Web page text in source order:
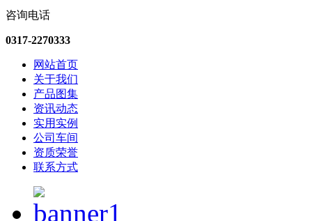
咨询电话
0317-2270333
网站首页
关于我们
产品图集
资讯动态
实用实例
公司车间
资质荣誉
联系方式